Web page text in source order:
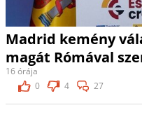
Madrid kemény
magát Rómával
16 órája
0
4 27